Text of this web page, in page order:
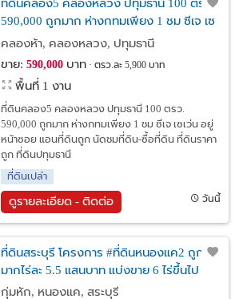
ที่ดินคลอง5 คลองหลวง ปทุมธานี 100 ตรว.
590,000 ถูกมาก ห่างกทมเพียง 1 ชม ซีเจ เซ
เว่น อยู่หน้าซอย
คลองห้า, คลองหลวง, ปทุมธานี
ขาย: 590,000บาท ตรว.ละ 5,900 บาท
พื้นที่ 1 งาน
ที่ดินคลอง5 คลองหลวง ปทุมธานี 100 ตรว.
590,000 ถูกมาก ห่างกทมเพียง 1 ชม ซีเจ เซเว่น อยู่
หน้าซอย แอนที่ดินถูก นัดชมที่ดิน-ซื้อที่ดิน ที่ดินราคา
ถูก ที่ดินปทุมธานี
ที่ดินเปล่า
ดูรายละเอียด - ติดต่อ วันนี้
ที่ดินสระบุรี โครงการ #ที่ดินหนองแค2 ถูก
มากไร่ละ 5.5 แสนบาท แบ่งขาย 6 ไร่ขึ้นไป
กุ่มหัก, หนองแค, สระบุรี